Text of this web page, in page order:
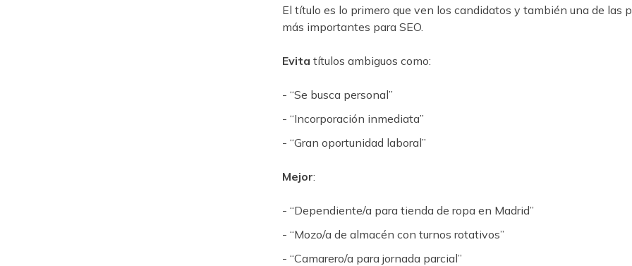
El título es lo primero que ven los candidatos y también una de las
más importantes para SEO.
Evita títulos ambiguos como:
- “Se busca personal”
- “Incorporación inmediata”
- “Gran oportunidad laboral”
Mejor:
- “Dependiente/a para tienda de ropa en Madrid”
- “Mozo/a de almacén con turnos rotativos”
- “Camarero/a para jornada parcial”